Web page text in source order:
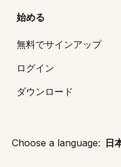
始める
無料でサインアップ
ログイン
ダウンロード
Choose a language: 日